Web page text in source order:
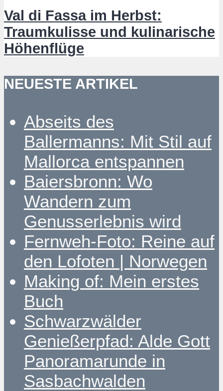
Val di Fassa im Herbst:
Traumkulisse und kulinarische
Höhenflüge
NEUESTE ARTIKEL
Abseits des
Ballermanns: Mit Stil auf
Mallorca entspannen
Baiersbronn: Wo
Wandern zum
Genusserlebnis wird
Fernweh-Foto: Reine auf
den Lofoten | Norwegen
Making of: Mein erstes
Buch
Schwarzwälder
Genießerpfad: Alde Gott
Panoramarunde in
Sasbachwalden